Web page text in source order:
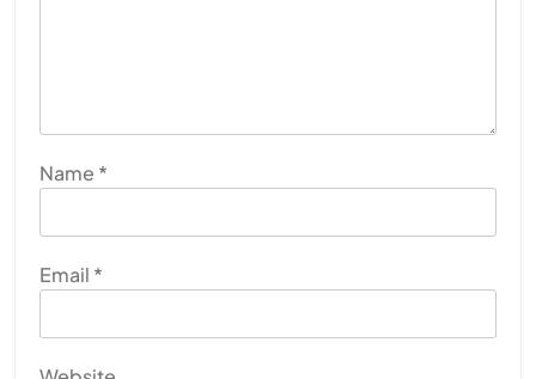
Name *
Email *